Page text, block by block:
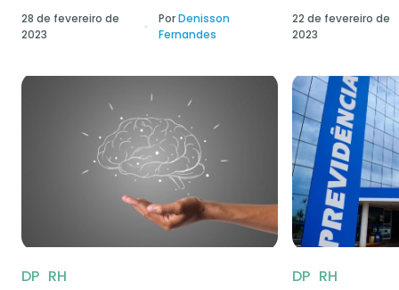
28 de fevereiro de
2023
PorDenisson
Fernandes
22 de fevereiro de
2023
DP RH DP RH